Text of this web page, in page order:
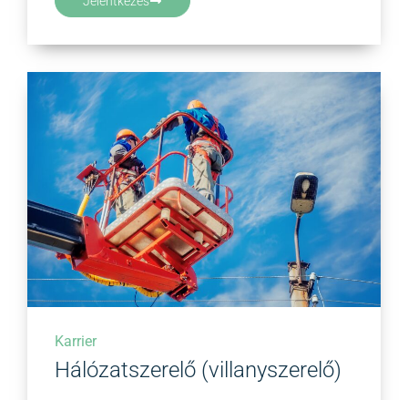
Karrier
Hálózatszerelő (villanyszerelő)